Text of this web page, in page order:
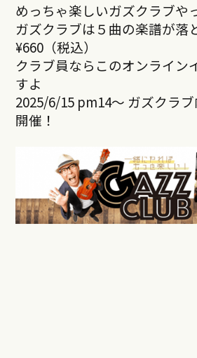
めっちゃ楽しいガズクラブや
ガズクラブは５曲の楽譜が落
¥660（税込）
クラブ員ならこのオンライン
すよ
2025/6/15 pm14～ ガズクラ
開催！